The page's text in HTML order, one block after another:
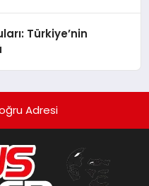
Türkiye’nin
Adresi